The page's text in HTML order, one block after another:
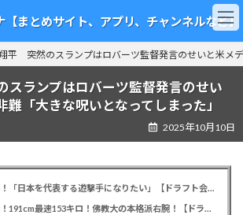
まとめサイト、アプリ、チャンネルなど】
平 突然のスランプはロバーツ監督発言のせいと米メ
ランプはロバーツ監督発言のせい
難「大きな呪いとなってしまった」
2025年10月10日
カープドラ6西川篤夢！「日本を代表する遊撃手になりたい」【ドラフト会議2025】
カープドラ5赤木晴哉！191cm最速153キロ！佛教大の本格派右腕！【ドラフト会議2025】